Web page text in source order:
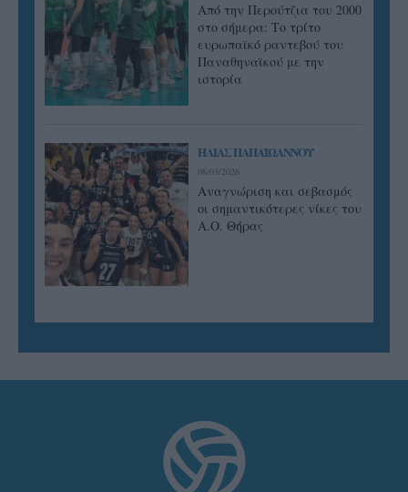
Από την Περούτζια του 2000
στο σήμερα: Tο τρίτο
ευρωπαϊκό ραντεβού του
Παναθηναϊκού με την
ιστορία
ΗΛΙΑΣ ΠΑΠΑΪΩΑΝΝΟΥ
08/03/2026
Αναγνώριση και σεβασμός
οι σημαντικότερες νίκες του
Α.Ο. Θήρας